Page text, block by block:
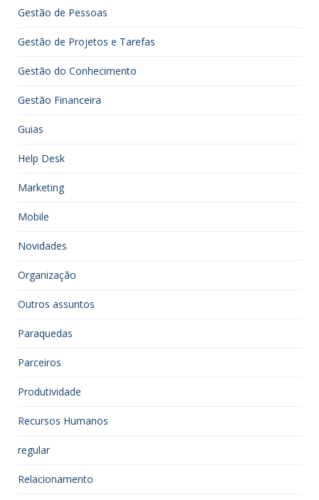
Gestão de Pessoas
Gestão de Projetos e Tarefas
Gestão do Conhecimento
Gestão Financeira
Guias
Help Desk
Marketing
Mobile
Novidades
Organização
Outros assuntos
Paraquedas
Parceiros
Produtividade
Recursos Humanos
regular
Relacionamento